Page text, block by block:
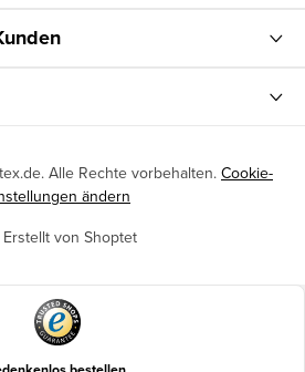
Erstellt von Shoptet
. Alle Rechte vorbehalten. Cookie-
ändern